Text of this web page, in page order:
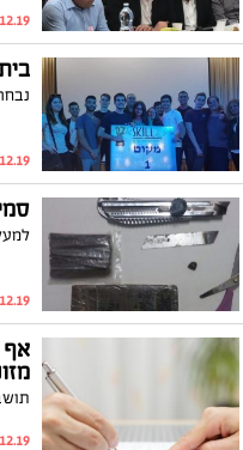
22.12.19, מנהל
22.12.19, מנהל
22.12.19, מנהל
19.12.19, מנהל